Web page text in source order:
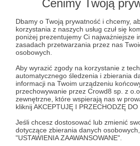
Cenimy Twoją
Dbamy o Twoją prywatność i chcemy,
korzystania z naszych usług czuł się
poniżej prezentujemy Ci najważniejsze
zasadach przetwarzania przez nas
osobowych.
Aby wyrazić zgody na korzystanie z
automatycznego śledzenia i zbierania
informacji na Twoim urządzeniu
przechowywanie przez Crowd8 sp. z
zewnętrzne, które wspierają nas w
kliknij AKCEPTUJĘ I PRZECHODZĘ DO
Jeśli chcesz dostosować lub zmienić
dotyczące zbierania danych
"USTAWIENIA ZAAWANSOWANE".
Co roku odwiedzam ponad 10
nowe miejsca oraz kulturę.
Na swoich Social Mediach (
TikTok, Facebook) dzielę się
ale tu możesz poznać wszystko
Podzielę się swoimi
eBookami, filmami czy kursami
dodatkowe materiały tylko dla
Napisał książkę Europa City
swoje kursy, występuje jako